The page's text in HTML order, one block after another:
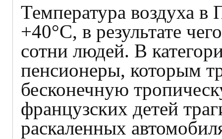
Температура воздуха
+40°C, в результате
сотни людей. В
пенсионеры, которым
бесконечную
французских детей
раскаленных